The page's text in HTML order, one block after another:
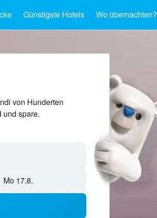
Günstigste Hotels Wo übernachten?
von Hunderten
und spare.
Mo 17.8.